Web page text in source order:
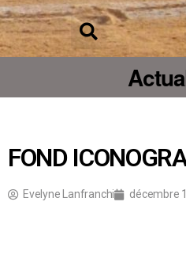
FOND
Evelyne Lanfranchi décembre